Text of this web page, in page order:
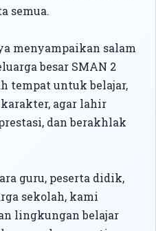
semua.
menyampaikan salam
besar SMAN 2
tempat untuk belajar,
agar lahir
dan berakhlak
guru, peserta didik,
sekolah, kami
lingkungan belajar